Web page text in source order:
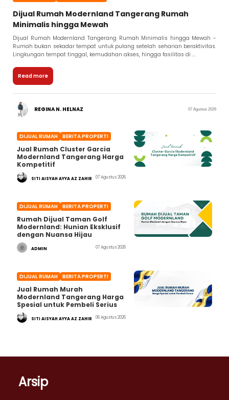
Dijual Rumah Modernland Tangerang Rumah
Minimalis hingga Mewah
Dijual Rumah Modernland Tangerang Rumah Minimalis hingga Mewah -
Rumah bukan sekadar tempat untuk pulang setelah seharian beraktivitas.
Lingkungan tempat tinggal, kemudahan akses, hingga fasilitas di ...
Read more
REGINA N. HELNAZ 07 Agustus 2026
DIJUAL RUMAH BERITA PROPERTI
Jual Rumah Cluster Garcia
Modernland Tangerang Harga
Kompetitif
SITI AISYAH AYYA AZ ZAHIR 07 Agustus 2026
DIJUAL RUMAH BERITA PROPERTI
Rumah Dijual Taman Golf
Modernland: Hunian Eksklusif
dengan Nuansa Hijau
ADMIN 07 Agustus 2026
DIJUAL RUMAH BERITA PROPERTI
Jual Rumah Murah
Modernland Tangerang Harga
Spesial untuk Pembeli Serius
SITI AISYAH AYYA AZ ZAHIR 06 Agustus 2026
Arsip